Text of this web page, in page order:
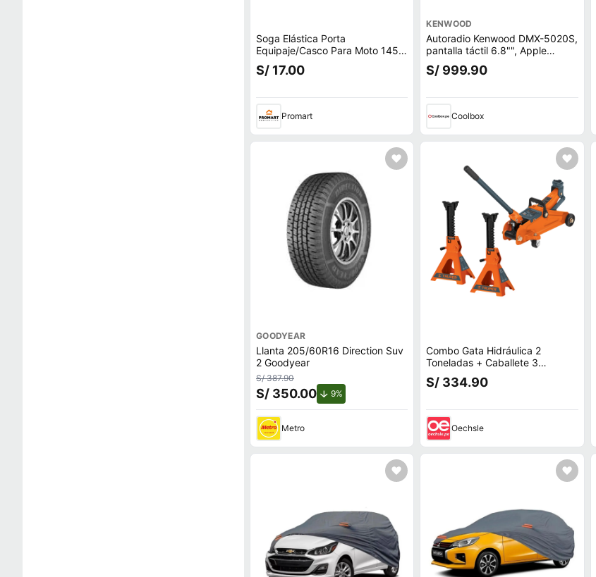
Soga Elástica Porta
Equipaje/Casco Para Moto 145
Cm
S/ 17.00
Promart
KENWOOD
Autoradio Kenwood DMX-5020S,
pantalla táctil 6.8"", Apple
CarPlay, Android Auto,
bluetooth, USB, cámara trasera,
S/ 999.90
Coolbox
GOODYEAR
Llanta 205/60R16 Direction Suv
2 Goodyear
S/ 387.90
S/ 350.00 9%de descuento.
Metro
Combo Gata Hidráulica 2
Toneladas + Caballete 3
Toneladas Truper 14944-14843
S/ 334.90
Oechsle